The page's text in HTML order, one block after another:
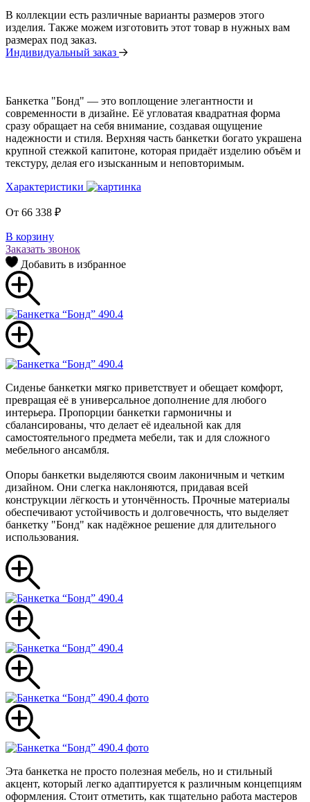
В коллекции есть различные варианты размеров этого
изделия. Также можем изготовить этот товар в нужных вам
размерах под заказ.
Индивидуальный заказ
Банкетка "Бонд" — это воплощение элегантности и
современности в дизайне. Её угловатая квадратная форма
сразу обращает на себя внимание, создавая ощущение
надежности и стиля. Верхняя часть банкетки богато украшена
крупной стежкой капитоне, которая придаёт изделию объём и
текстуру, делая его изысканным и неповторимым.
Характеристики
От 66 338 ₽
В корзину
Заказать звонок
Добавить в избранное
Сиденье банкетки мягко приветствует и обещает комфорт,
превращая её в универсальное дополнение для любого
интерьера. Пропорции банкетки гармоничны и
сбалансированы, что делает её идеальной как для
самостоятельного предмета мебели, так и для сложного
мебельного ансамбля.
Опоры банкетки выделяются своим лаконичным и четким
дизайном. Они слегка наклоняются, придавая всей
конструкции лёгкость и утончённость. Прочные материалы
обеспечивают устойчивость и долговечность, что выделяет
банкетку "Бонд" как надёжное решение для длительного
использования.
Эта банкетка не просто полезная мебель, но и стильный
акцент, который легко адаптируется к различным концепциям
оформления. Стоит отметить, как тщательно работа мастеров